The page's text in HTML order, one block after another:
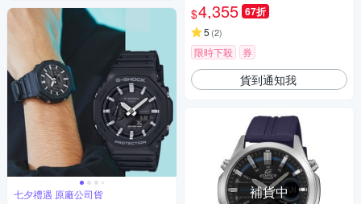
七夕禮遇 原廠公司貨
殼 GM-S2100PG-1A4
$4,355 67折
5 (2)
限時下殺 券
貨到通知我
補貨中